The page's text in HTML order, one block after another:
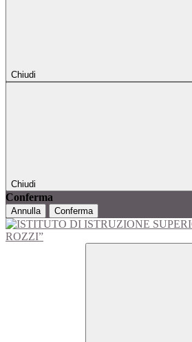
Chiudi
Chiudi
Conferma
Annulla Conferma